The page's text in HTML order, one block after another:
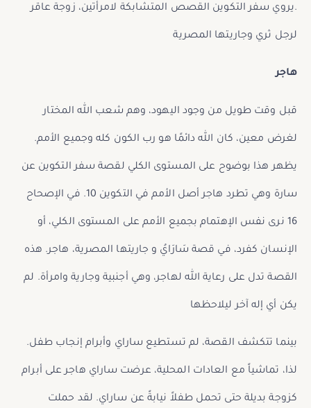
.يروي سفر التكوين القصص المتشابكة لامرأتين، زوجة عاقر
لرجل ثري وجاريتها المصرية
هاجر
قبل وقت طويل من وجود اليهود، وهم شعب الله المختار
لغرض معين، كان الله دائمًا هو رب الكون كله وجميع الأمم.
يظهر هذا بوضوح على المستوى الكلي لقصة سفر التكوين عن
سارة وهي تطرد هاجر أصل الأمم في التكوين 10. في الإصحاح
16 نرى نفس الإهتمام بجميع الأمم على المستوى الكلي، أو
الإنسان كفرد، في قصة سَارَايُ و جاريتها المصرية، هاجر. هذه
القصة تدل على رعاية الله لهاجر، وهي أجنبية وجارية وامرأة. لم
يكن أي إله آخر ليلاحظها
بينما تتكشف القصة، لم تستطيع ساراي وأبرام إنجاب طفل.
لذا، تماشياً مع العادات المحلية، عرضت ساراي هاجر على أبرام
كزوجة بديلة حتى تحمل طفلاً نيابةً عن ساراي. لقد حملت